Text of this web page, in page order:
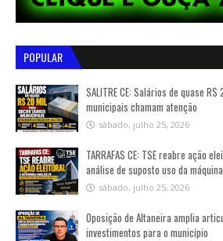
POPULAR
SALITRE CE: Salários de quase
municipais chamam atenção
sábado, julho 25, 2026
TARRAFAS CE: TSE reabre ação
análise de suposto uso da
sábado, julho 25, 2026
Oposição de Altaneira amplia
investimentos para o município